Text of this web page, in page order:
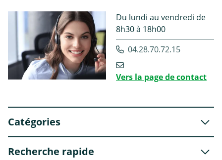
Du lundi au vendredi de
8h30 à 18h00
04.28.70.72.15
Vers la page de contact
Catégories
Recherche rapide